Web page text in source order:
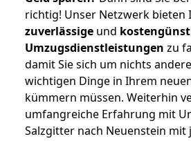
richtig! Unser Netzwerk bieten
zuverlässige und
Umzugsdienstleistungen zu
damit Sie sich um nichts
wichtigen Dinge in Ihrem
kümmern müssen. Weiterhin
umfangreiche Erfahrung mit
Salzgitter nach Neuenstein mit